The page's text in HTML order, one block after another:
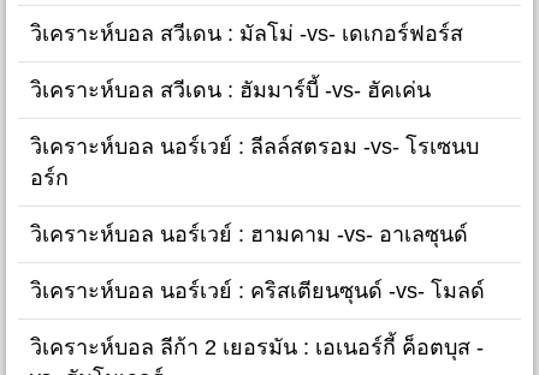
วิเคราะห์บอล สวีเดน : มัลโม่ -vs- เดเกอร์ฟอร์ส
วิเคราะห์บอล สวีเดน : ฮัมมาร์บี้ -vs- ฮัคเค่น
วิเคราะห์บอล นอร์เวย์ : ลีลล์สตรอม -vs- โรเซนบ
อร์ก
วิเคราะห์บอล นอร์เวย์ : ฮามคาม -vs- อาเลซุนด์
วิเคราะห์บอล นอร์เวย์ : คริสเตียนซุนด์ -vs- โมลด์
วิเคราะห์บอล ลีก้า 2 เยอรมัน : เอเนอร์กี้ ค็อตบุส -